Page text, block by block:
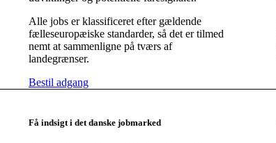
Alle jobs er klassificeret efter gældende
fælleseuropæiske standarder, så det er tilmed
nemt at sammenligne på tværs af
landegrænser.
Bestil adgang
Få indsigt i det danske jobmarked